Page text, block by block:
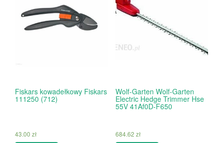
Fiskars kowadełkowy Fiskars
111250 (712)
43.00 zł
Wolf-Garten Wolf-Garten
Electric Hedge Trimmer Hse
55V 41Af0D-F650
684.62 zł